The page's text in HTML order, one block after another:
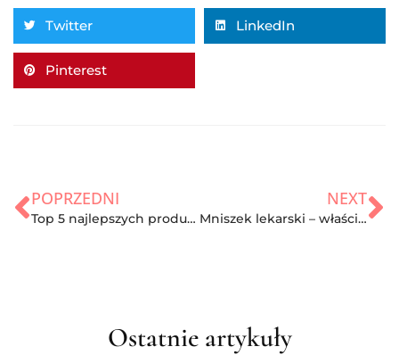
Twitter LinkedIn
Pinterest
POPRZEDNI
Top 5 najlepszych produktów marki NYX
NEXT
Mniszek lekarski – właściwości i przepisy
Ostatnie artykuły